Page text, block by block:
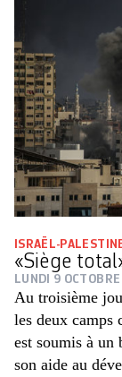
ISRAËL-
«Siège
LUNDI 9
Au troisième
les deux camps
est soumis à un
son aide au